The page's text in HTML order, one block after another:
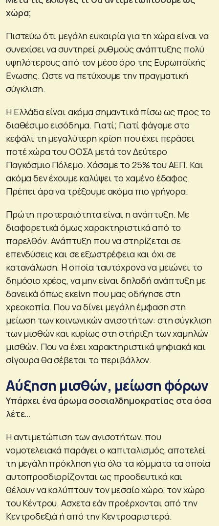
χώρα;
Πιστεύω ότι μεγάλη ευκαιρία για τη χώρα είναι να
συνεχίσει να συντηρεί ρυθμούς ανάπτυξης πολύ
υψηλότερους από τον μέσο όρο της Ευρωπαϊκής
Ενωσης. Ωστε να πετύχουμε την πραγματική
σύγκλιση.
Η Ελλάδα είναι ακόμα σημαντικά πίσω ως προς το
διαθέσιμο εισόδημα. Γιατί; Γιατί φάγαμε στο
κεφάλι τη μεγαλύτερη κρίση που έχει περάσει
ποτέ χώρα του ΟΟΣΑ μετά τον Δεύτερο
Παγκόσμιο Πόλεμο. Χάσαμε το 25% του ΑΕΠ. Και
ακόμα δεν έχουμε καλύψει το χαμένο έδαφος.
Πρέπει άρα να τρέξουμε ακόμα πιο γρήγορα.
Πρώτη προτεραιότητα είναι η ανάπτυξη. Με
διαφορετικά όμως χαρακτηριστικά από το
παρελθόν. Ανάπτυξη που να στηρίζεται σε
επενδύσεις και σε εξωστρέφεια και όχι σε
κατανάλωση. Η οποία ταυτόχρονα να μειώνει το
δημόσιο χρέος, να μην είναι δηλαδή ανάπτυξη με
δανεικά όπως εκείνη που μας οδήγησε στη
χρεοκοπία. Που να δίνει μεγάλη έμφαση στη
μείωση των κοινωνικών ανισοτήτων: στη σύγκλιση
των μισθών και κυρίως στη στήριξη των χαμηλών
μισθών. Που να έχει χαρακτηριστικά ψηφιακά και
σίγουρα θα σέβεται το περιβάλλον.
Αύξηση μισθών, μείωση φόρων
Υπάρχει ένα άρωμα σοσιαλδημοκρατίας στα όσα
λέτε…
Η αντιμετώπιση των ανισοτήτων, που
νομοτελειακά παράγει ο καπιταλισμός, αποτελεί
τη μεγάλη πρόκληση για όλα τα κόμματα τα οποία
αυτοπροσδιορίζονται ως προοδευτικά και
θέλουν να καλύπτουν τον μεσαίο χώρο, τον χώρο
του Κέντρου. Ασχετα εάν προέρχονται από την
Κεντροδεξιά ή από την Κεντροαριστερά.